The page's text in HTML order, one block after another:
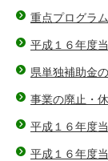
重点プログラ
平成１６年度
県単独補助金
事業の廃止・
平成１６年度
平成１６年度